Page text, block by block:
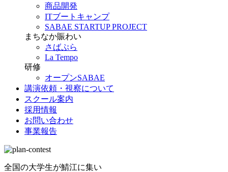
商品開発
ITブートキャンプ
SABAE STARTUP PROJECT
まちなか賑わい
さばぷら
La Tempo
研修
オープンSABAE
講演依頼・視察について
スクール案内
採用情報
お問い合わせ
事業報告
全国の大学生が鯖江に集い